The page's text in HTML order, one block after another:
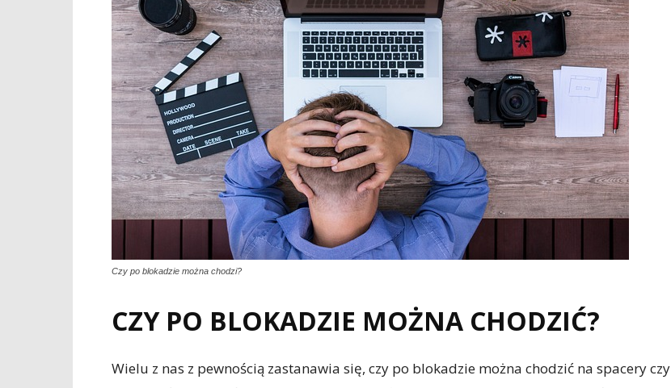
Czy po blokadzie można chodzi?
CZY PO BLOKADZIE MOŻNA CHODZIĆ?
Wielu z nas z pewnością zastanawia się, czy po blokadzie można chodzić na spacery czy